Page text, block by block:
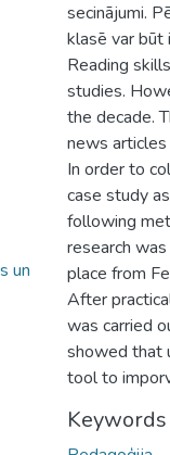
un
secinājumi.
klasē var būt
Reading
studies.
the decade.
news
In order to
case study
following
research
place from
After
was carried
showed that
tool to
Keywords